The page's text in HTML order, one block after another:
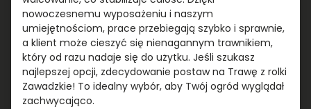
nowoczesnemu wyposażeniu i naszym
umiejętnościom, prace przebiegają szybko i sprawnie,
a klient może cieszyć się nienagannym trawnikiem,
który od razu nadaje się do użytku. Jeśli szukasz
najlepszej opcji, zdecydowanie postaw na Trawę z rolki
Zawadzkie! To idealny wybór, aby Twój ogród wyglądał
zachwycająco.